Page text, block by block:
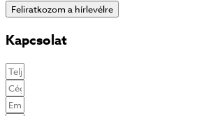
Kapcsolat